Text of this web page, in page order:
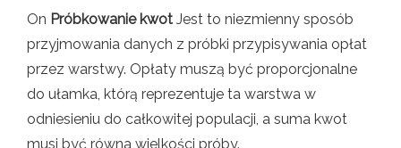
On Próbkowanie kwot Jest to niezmienny sposób
przyjmowania danych z próbki przypisywania opłat
przez warstwy. Opłaty muszą być proporcjonalne
do ułamka, którą reprezentuje ta warstwa w
odniesieniu do całkowitej populacji, a suma kwot
musi być równa wielkości próby.